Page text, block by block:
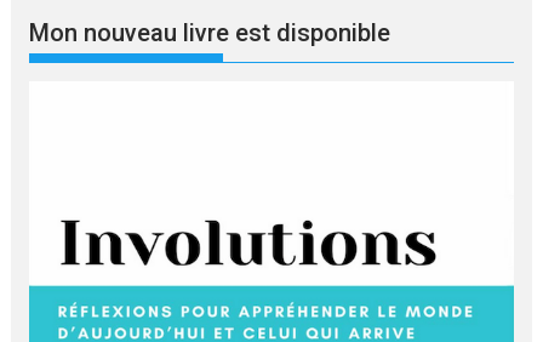
langue
Mon nouveau livre est disponible